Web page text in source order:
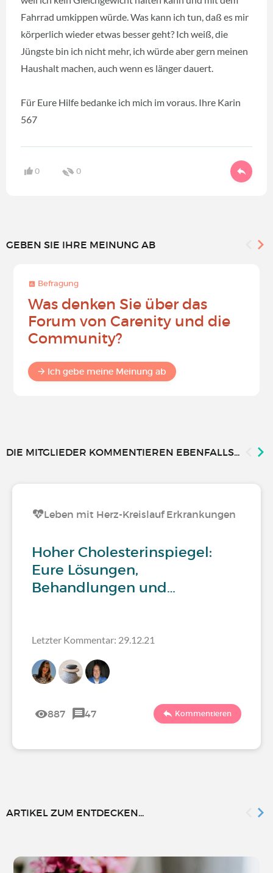
Fahrrad umkippen würde. Was kann ich tun, daß es mir
körperlich wieder etwas besser geht? Ich weiß, die
Jüngste bin ich nicht mehr, ich würde aber gern meinen
Haushalt machen, auch wenn es länger dauert.
Für Eure Hilfe bedanke ich mich im voraus. Ihre Karin
567
0 0
GEBEN SIE IHRE MEINUNG AB
Befragung
Was denken Sie über das
Forum von Carenity und die
Community?
Ich gebe meine Meinung ab
DIE MITGLIEDER KOMMENTIEREN EBENFALLS...
Leben mit Herz-Kreislauf Erkrankungen
Hoher Cholesterinspiegel:
Eure Lösungen,
Behandlungen und…
Letzter Kommentar: 29.12.21
887 47 Kommentieren
ARTIKEL ZUM ENTDECKEN...